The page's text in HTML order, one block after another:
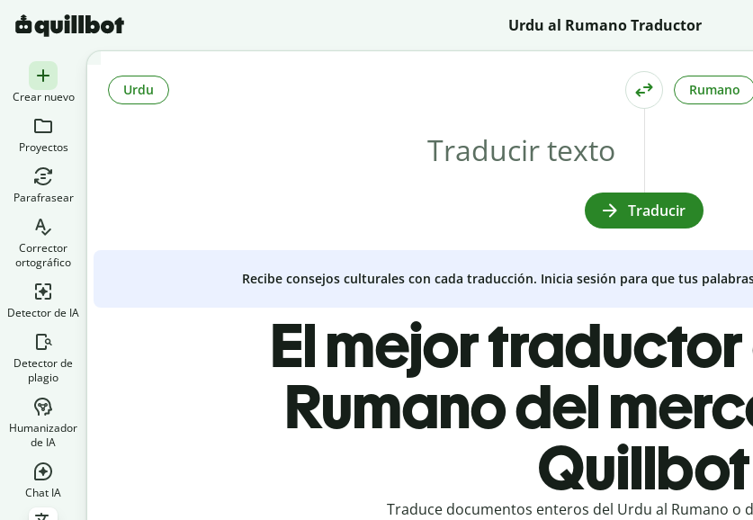
Urdu al Rumano Traductor
Crear nuevo
Proyectos
Parafrasear
Corrector
ortográfico
Detector de IA
Detector de
plagio
Humanizador
de IA
Chat IA
Urdu Rumano
Traducir
Recibe consejos culturales con cada traducción. Inicia sesión para que tus
El mejor traductor
Rumano del
Quillbot
Traduce documentos enteros del Urdu al Rumano o